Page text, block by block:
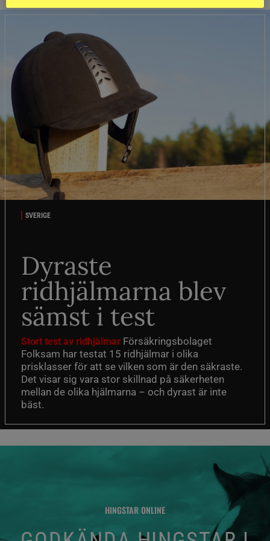
SVERIGE
Dyraste
ridhjälmarna blev
sämst i test
Stort test av ridhjälmar Försäkringsbolaget
Folksam har testat 15 ridhjälmar i olika
prisklasser för att se vilken som är den säkraste.
Det visar sig vara stor skillnad på säkerheten
mellan de olika hjälmarna – och dyrast är inte
bäst.
HINGSTAR ONLINE